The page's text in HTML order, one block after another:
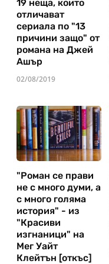
19 неща, които
отличават
сериала по "13
причини защо" от
романа на Джей
Ашър
02/08/2019
"Роман се прави
не с много думи, а
с много голяма
история" - из
"Красиви
изгнаници" на
Мег Уайт
Клейтън [откъс]